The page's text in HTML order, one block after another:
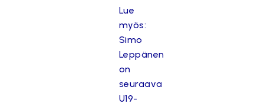
Lue
myös:
Simo
Leppänen
on
seuraava
U19-